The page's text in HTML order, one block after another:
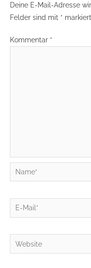
Deine E-Mail-Adresse
Felder sind mit * markiert
Kommentar *
Name*
E-
Mail*
Website